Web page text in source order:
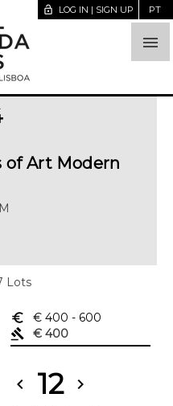

lock_open LOG IN | SIGN UP PT
of Art Modern
Lots
euro_symbol € 400 - 600
gavel
€ 400
chevron_left 12 chevron_right